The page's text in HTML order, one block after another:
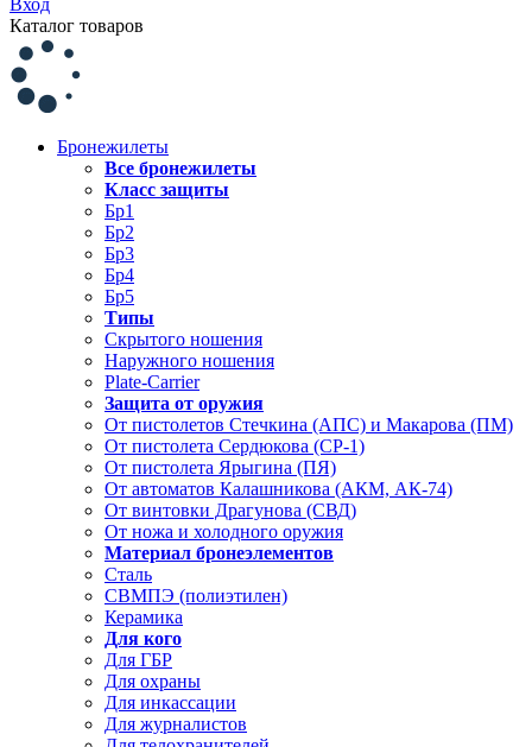
Вход
Каталог товаров
Бронежилеты
Все бронежилеты
Класс защиты
Бр1
Бр2
Бр3
Бр4
Бр5
Типы
Скрытого ношения
Наружного ношения
Plate-Carrier
Защита от оружия
От пистолетов Стечкина (АПС) и Макарова (ПМ)
От пистолета Сердюкова (СР-1)
От пистолета Ярыгина (ПЯ)
От автоматов Калашникова (АКМ, АК-74)
От винтовки Драгунова (СВД)
От ножа и холодного оружия
Материал бронеэлементов
Сталь
СВМПЭ (полиэтилен)
Керамика
Для кого
Для ГБР
Для охраны
Для инкассации
Для журналистов